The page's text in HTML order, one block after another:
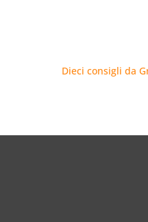
Dieci consigli da